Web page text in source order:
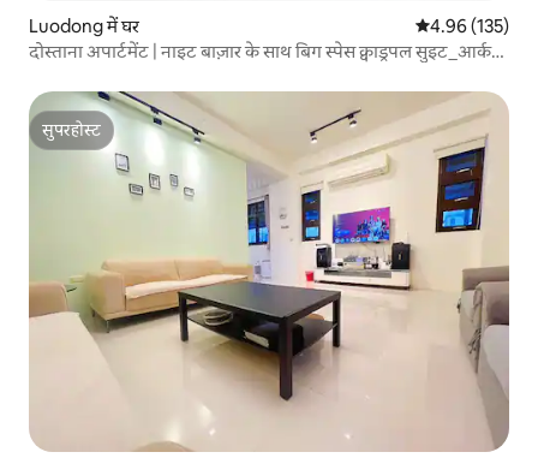
Luodong में घर औसत रेटिंग 5 में से
4.96 (135)
दोस्ताना अपार्टमेंट | नाइट बाज़ार के साथ बिग स्पेस क्वाड्रपल सुइट_आर्कश
सुपरहोस्ट
सुपरहोस्ट